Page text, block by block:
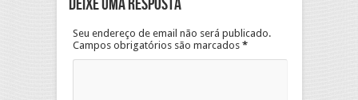
Deixe uma resposta
Seu endereço de email não será publicado.
Campos obrigatórios são marcados *